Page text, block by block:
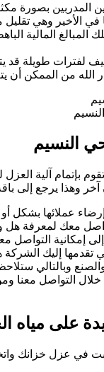
المدربين بصورة
في الأخير وهي
المبالغ المالية
لفترات طويلة قد
قدر الله من
النسيم
بإتمام آلية
وهذا يرجع إلى
عملائها بشكل أو
معك لمعرفة هل
إلى إمكانية
تقدمها إليك
وبالتالي
التواصل معنا
على مياه
في عزل خزانك